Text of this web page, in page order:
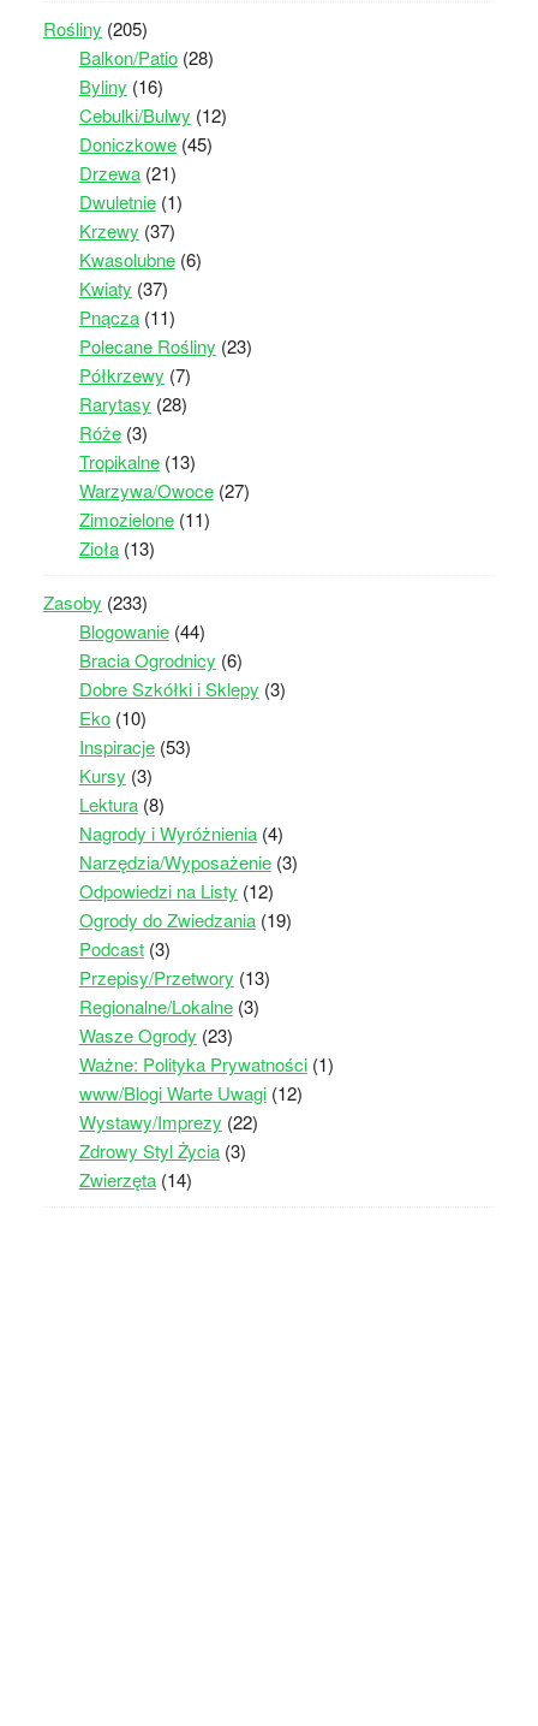
Rośliny (205)
Balkon/Patio(28)
Byliny (16)
Cebulki/Bulwy (12)
Doniczkowe(45)
Drzewa(21)
Dwuletnie(1)
Krzewy (37)
Kwasolubne(6)
Kwiaty (37)
Pnącza(11)
Polecane Rośliny (23)
Półkrzewy (7)
Rarytasy (28)
Róże(3)
Tropikalne(13)
Warzywa/Owoce(27)
Zimozielone(11)
Zioła(13)
Zasoby (233)
Blogowanie(44)
Bracia Ogrodnicy (6)
Dobre Szkółki i Sklepy (3)
Eko(10)
Inspiracje(53)
Kursy (3)
Lektura(8)
Nagrody i Wyróżnienia(4)
Narzędzia/Wyposażenie(3)
Odpowiedzi na Listy (12)
Ogrody do Zwiedzania(19)
Podcast(3)
Przepisy/Przetwory (13)
Regionalne/Lokalne(3)
Wasze Ogrody (23)
Ważne: Polityka Prywatności(1)
www/Blogi Warte Uwagi(12)
Wystawy/Imprezy (22)
Zdrowy Styl Życia(3)
Zwierzęta(14)